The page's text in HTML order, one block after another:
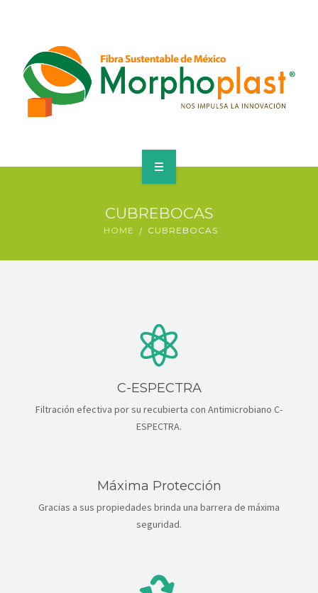
CUBREBOCAS
HOME CUBREBOCAS
C-ESPECTRA
Filtración efectiva por su recubierta con Antimicrobiano C-
ESPECTRA.
Máxima Protección
Gracias a sus propiedades brinda una barrera de máxima
seguridad.